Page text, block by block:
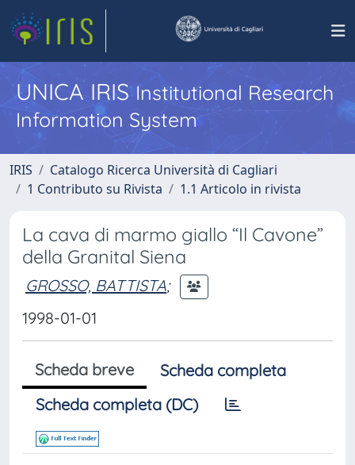
UNICA IRISInstitutional Research
Information System
IRIS
Catalogo Ricerca Università di Cagliari
1 Contributo su Rivista
1.1 Articolo in rivista
La cava di marmo giallo “Il Cavone”
della Granital Siena
GROSSO, BATTISTA;
1998-01-01
Scheda breve
Scheda completa
Scheda completa (DC)